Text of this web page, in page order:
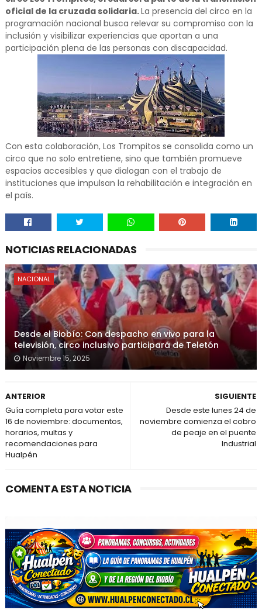
oficial de la cruzada solidaria.La presencia del circo en la
programación nacional busca relevar su compromiso con la
inclusión y visibilizar experiencias que aportan a una
participación plena de las personas con discapacidad.
Con esta colaboración, Los Trompitos se consolida como un
circo que no solo entretiene, sino que también promueve
espacios accesibles y que dialogan con el trabajo de
instituciones que impulsan la rehabilitación e integración en
el país.
NOTICIAS RELACIONADAS
NACIONAL
Desde el Biobío: Con despacho en vivo para la
televisión, circo inclusivo participará de Teletón
Noviembre 15, 2025
SIGUIENTE
Desde este lunes 24 de
noviembre comienza el cobro
de peaje en el puente
Industrial
ANTERIOR
Guía completa para votar este
16 de noviembre: documentos,
horarios, multas y
recomendaciones para
Hualpén
COMENTA ESTA NOTICIA